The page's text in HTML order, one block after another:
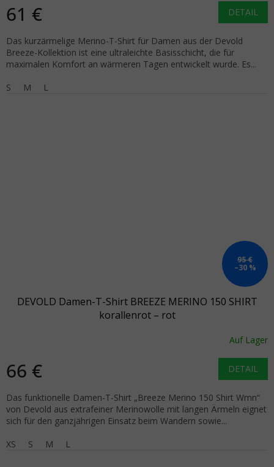
61 € DETAIL
Das kurzärmelige Merino-T-Shirt für Damen aus der Devold
Breeze-Kollektion ist eine ultraleichte Basisschicht, die für
maximalen Komfort an wärmeren Tagen entwickelt wurde. Es...
S
M L
95 €
–30 %
DEVOLD Damen-T-Shirt BREEZE MERINO 150 SHIRT
korallenrot – rot
Auf Lager
66 € DETAIL
Das funktionelle Damen-T-Shirt „Breeze Merino 150 Shirt Wmn“
von Devold aus extrafeiner Merinowolle mit langen Ärmeln eignet
sich für den ganzjährigen Einsatz beim Wandern sowie...
XS
S M L